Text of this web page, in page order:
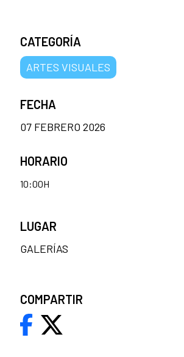
CATEGORÍA
ARTES VISUALES
FECHA
07 FEBRERO 2026
HORARIO
10:00H
LUGAR
GALERÍAS
COMPARTIR